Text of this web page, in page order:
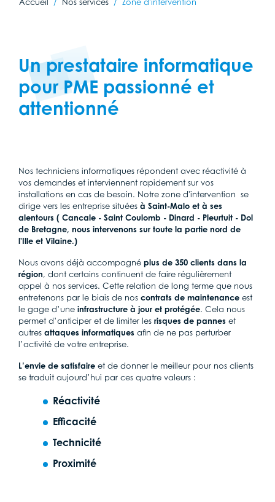
Un prestataire informatique
pour PME passionné et
attentionné
Nos techniciens informatiques répondent avec réactivité à
vos demandes et interviennent rapidement sur vos
installations en cas de besoin. Notre zone d'intervention se
dirige vers les entreprise situées à Saint-Malo et à ses
alentours ( Cancale - Saint Coulomb - Dinard - Pleurtuit - Dol
de Bretagne, nous intervenons sur toute la partie nord de
l'Ille et Vilaine.)
Nous avons déjà accompagné plus de 350 clients dans la
région, dont certains continuent de faire régulièrement
appel à nos services. Cette relation de long terme que nous
entretenons par le biais de nos contrats de maintenance est
le gage d’une infrastructure à jour et protégée. Cela nous
permet d’anticiper et de limiter les risques de pannes et
autres attaques informatiques afin de ne pas perturber
l’activité de votre entreprise.
L’envie de satisfaire et de donner le meilleur pour nos clients
se traduit aujourd’hui par ces quatre valeurs :
Réactivité
Efficacité
Technicité
Proximité